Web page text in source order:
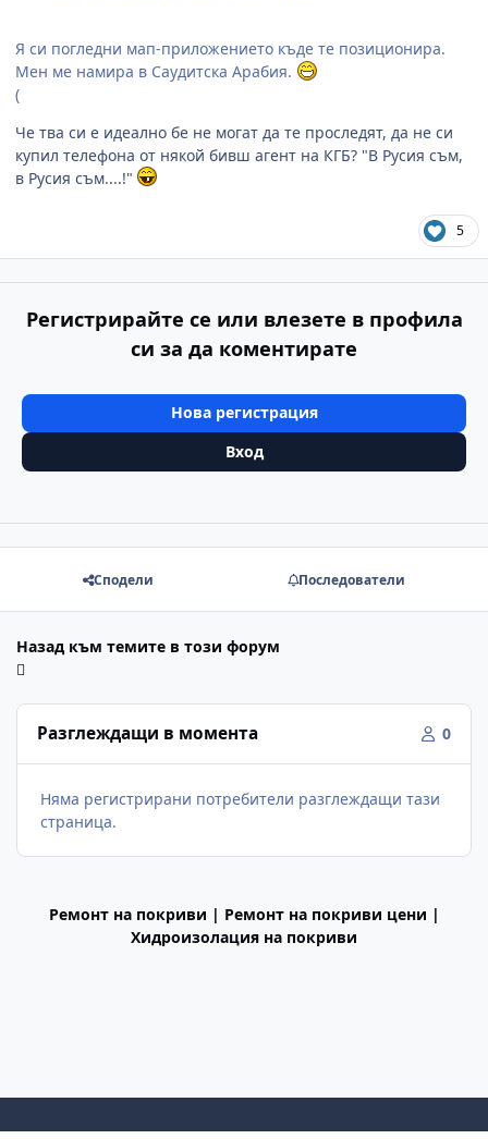
Я си погледни мап-приложението къде те позиционира.
Мен ме намира в Саудитска Арабия.
(
Че тва си е идеално бе не могат да те проследят, да не си
купил телефона от някой бивш агент на КГБ? "В Русия съм,
в Русия съм....!"
5
Регистрирайте се или влезете в профила
си за да коментирате
Нова регистрация
Вход
Сподели Последователи
Назад към темите в този форум
Разглеждащи в момента 0
Няма регистрирани потребители разглеждащи тази
страница.
Ремонт на покриви | Ремонт на покриви цени |
Хидроизолация на покриви